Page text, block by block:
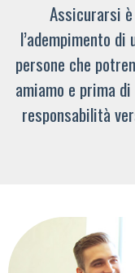
Assicurarsi
l’adempimento
persone che
amiamo e prima
responsabilità